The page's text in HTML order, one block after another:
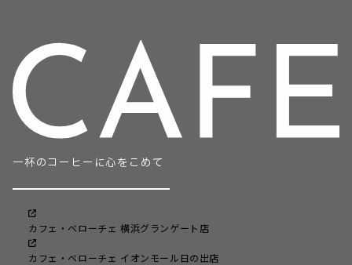
一杯のコーヒーに心をこめて
カフェ・ベローチェ 横浜グランゲート店
カフェ・ベローチェ イオンモール日の出店